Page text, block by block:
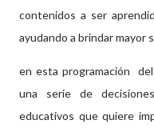
contenidos a ser
ayudando a brindar mayor
en esta programación
una serie de
educativos que quiere